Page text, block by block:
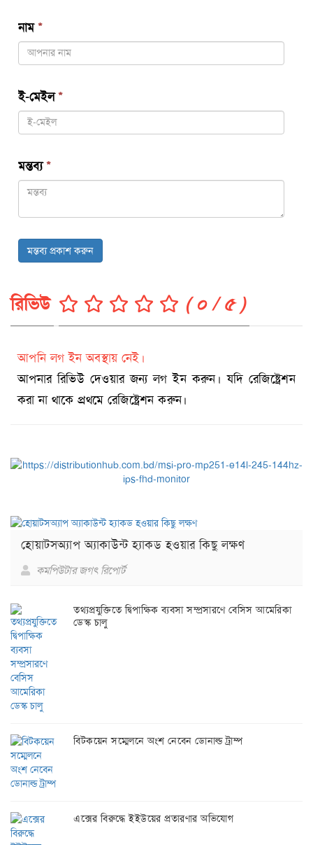
নাম*
ই-মেইল*
মন্তব্য*
মন্তব্য প্রকাশ করুন
রিভিউ ( ০ / ৫ )
আপনি লগ ইন অবস্থায় নেই।
আপনার রিভিউ দেওয়ার জন্য লগ ইন করুন। যদি রেজিষ্ট্রেশন
করা না থাকে প্রথমে রেজিষ্ট্রেশন করুন।
হোয়াটসঅ্যাপ অ্যাকাউন্ট হ্যাকড হওয়ার কিছু লক্ষণ
কমপিউটার জগৎ রিপোর্ট
তথ্যপ্রযুক্তিতে দ্বিপাক্ষিক ব্যবসা সম্প্রসারণে বেসিস আমেরিকা
ডেস্ক চালু
বিটকয়েন সম্মেলনে অংশ নেবেন ডোনাল্ড ট্রাম্প
এক্সের বিরুদ্ধে ইইউয়ের প্রতারণার অভিযোগ